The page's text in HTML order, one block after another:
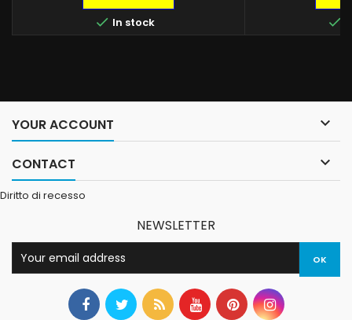
 In stock 
YOUR ACCOUNT 
CONTACT 
Diritto di recesso
NEWSLETTER